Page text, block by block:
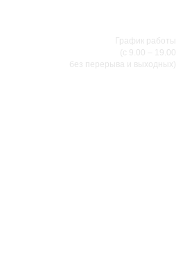
График работы
(с 9.00 – 19.00
без перерыва и выходных)